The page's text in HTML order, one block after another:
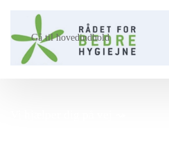
Gå til hovedindhold